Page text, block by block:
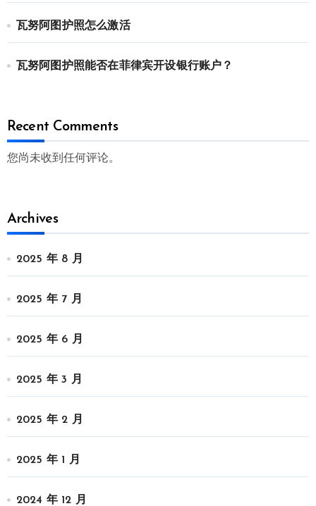
瓦努阿图护照怎么激活
瓦努阿图护照能否在菲律宾开设银行账户？
Recent Comments
您尚未收到任何评论。
Archives
2025 年 8 月
2025 年 7 月
2025 年 6 月
2025 年 3 月
2025 年 2 月
2025 年 1 月
2024 年 12 月